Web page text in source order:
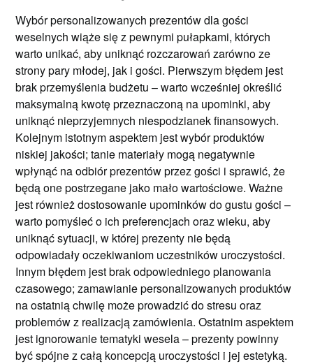
Wybór personalizowanych prezentów dla gości
weselnych wiąże się z pewnymi pułapkami, których
warto unikać, aby uniknąć rozczarowań zarówno ze
strony pary młodej, jak i gości. Pierwszym błędem jest
brak przemyślenia budżetu – warto wcześniej określić
maksymalną kwotę przeznaczoną na upominki, aby
uniknąć nieprzyjemnych niespodzianek finansowych.
Kolejnym istotnym aspektem jest wybór produktów
niskiej jakości; tanie materiały mogą negatywnie
wpłynąć na odbiór prezentów przez gości i sprawić, że
będą one postrzegane jako mało wartościowe. Ważne
jest również dostosowanie upominków do gustu gości –
warto pomyśleć o ich preferencjach oraz wieku, aby
uniknąć sytuacji, w której prezenty nie będą
odpowiadały oczekiwaniom uczestników uroczystości.
Innym błędem jest brak odpowiedniego planowania
czasowego; zamawianie personalizowanych produktów
na ostatnią chwilę może prowadzić do stresu oraz
problemów z realizacją zamówienia. Ostatnim aspektem
jest ignorowanie tematyki wesela – prezenty powinny
być spójne z całą koncepcją uroczystości i jej estetyką.